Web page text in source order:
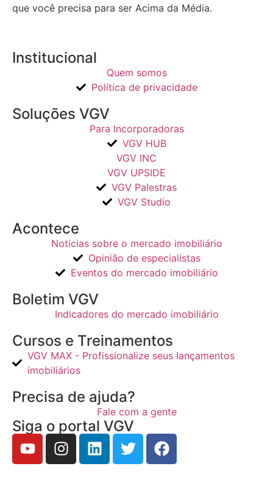
que você precisa para ser Acima da Média.
Institucional
Quem somos
Política de privacidade
Soluções VGV
Para Incorporadoras
VGV HUB
VGV INC
VGV UPSIDE
VGV Palestras
VGV Studio
Acontece
Noticias sobre o mercado imobiliário
Opinião de especialistas
Eventos do mercado imobiliário
Boletim VGV
Indicadores do mercado imobiliário
Cursos e Treinamentos
VGV MAX - Profissionalize seus lançamentos
imobiliários
Precisa de ajuda?
Fale com a gente
Siga o portal VGV